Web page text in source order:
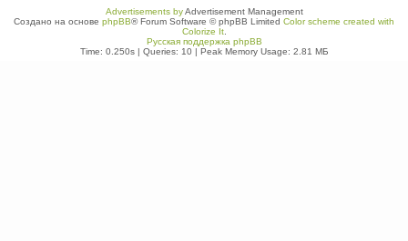
Advertisements byAdvertisement Management
Создано на основе phpBB® Forum Software © phpBB Limited Color scheme created with
Colorize It.
Русская поддержка phpBB
Time: 0.250s| Queries: 10| Peak Memory Usage: 2.81 МБ